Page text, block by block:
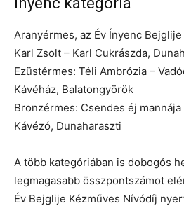
Aranyérmes, az Év Ínyenc
Karl Zsolt – Karl Cukrászda,
Ezüstérmes: Téli Ambrózia –
Kávéház, Balatongyörök
Bronzérmes: Csendes éj
Kávézó, Dunaharaszti
A több kategóriában is dobogós
legmagasabb összpontszámot
Év Bejglije Kézműves Nívódíj